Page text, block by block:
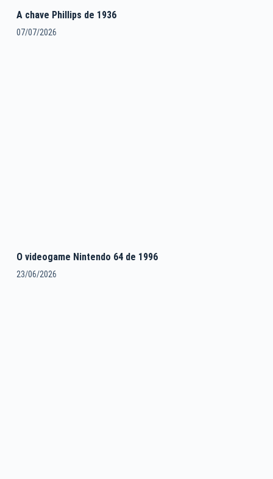
A chave Phillips de 1936
07/07/2026
O videogame Nintendo 64 de 1996
23/06/2026